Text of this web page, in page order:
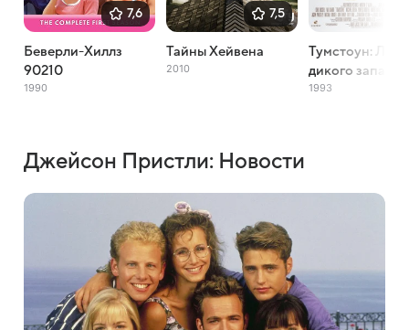
7,6
Беверли-Хиллз
90210
1990
7,5
Тайны Хейвена
2010
Тумстоун:
дикого запада
1993
Джейсон Пристли: Новости